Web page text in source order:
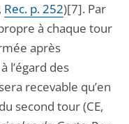
Rec. p. 252)[7]. Par
à chaque tour
après
l’égard des
recevable qu’en
second tour (CE,